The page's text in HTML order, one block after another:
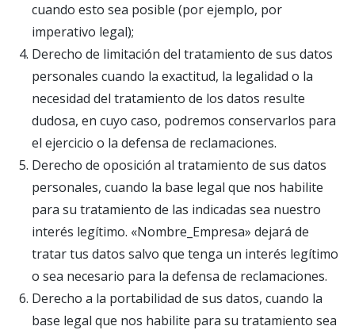
cuando esto sea posible (por ejemplo, por
imperativo legal);
Derecho de limitación del tratamiento de sus datos
personales cuando la exactitud, la legalidad o la
necesidad del tratamiento de los datos resulte
dudosa, en cuyo caso, podremos conservarlos para
el ejercicio o la defensa de reclamaciones.
Derecho de oposición al tratamiento de sus datos
personales, cuando la base legal que nos habilite
para su tratamiento de las indicadas sea nuestro
interés legítimo. «Nombre_Empresa» dejará de
tratar tus datos salvo que tenga un interés legítimo
o sea necesario para la defensa de reclamaciones.
Derecho a la portabilidad de sus datos, cuando la
base legal que nos habilite para su tratamiento sea